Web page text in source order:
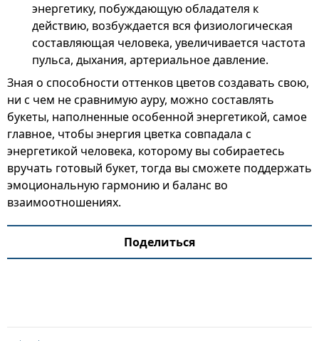
энергетику, побуждающую обладателя к
действию, возбуждается вся физиологическая
составляющая человека, увеличивается частота
пульса, дыхания, артериальное давление.
Зная о способности оттенков цветов создавать свою,
ни с чем не сравнимую ауру, можно составлять
букеты, наполненные особенной энергетикой, самое
главное, чтобы энергия цветка совпадала с
энергетикой человека, которому вы собираетесь
вручать готовый букет, тогда вы сможете поддержать
эмоциональную гармонию и баланс во
взаимоотношениях.
Поделиться